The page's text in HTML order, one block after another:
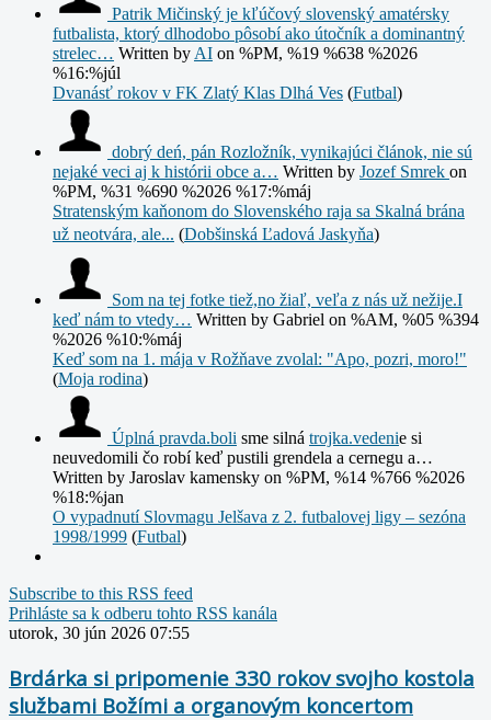
Patrik Mičinský je kľúčový slovenský amatérsky
futbalista, ktorý dlhodobo pôsobí ako útočník a dominantný
strelec… Written by AI on %PM, %19 %638 %2026
%16:%júl
Dvanásť rokov v FK Zlatý Klas Dlhá Ves (Futbal)
dobrý deń, pán Rozložník, vynikajúci článok, nie sú
nejaké veci aj k histórii obce a… Written by Jozef Smrek on
%PM, %31 %690 %2026 %17:%máj
Stratenským kaňonom do Slovenského raja sa Skalná brána
už neotvára, ale... (Dobšinská Ľadová Jaskyňa)
Som na tej fotke tiež,no žiaľ, veľa z nás už nežije.I
keď nám to vtedy… Written by Gabriel on %AM, %05 %394
%2026 %10:%máj
Keď som na 1. mája v Rožňave zvolal: "Apo, pozri, moro!"
(Moja rodina)
Úplná pravda.boli sme silná trojka.vedenie si
neuvedomili čo robí keď pustili grendela a cernegu a…
Written by Jaroslav kamensky on %PM, %14 %766 %2026
%18:%jan
O vypadnutí Slovmagu Jelšava z 2. futbalovej ligy – sezóna
1998/1999 (Futbal)
Subscribe to this RSS feed
Prihláste sa k odberu tohto RSS kanála
utorok, 30 jún 2026 07:55
Brdárka si pripomenie 330 rokov svojho kostola
službami Božími a organovým koncertom